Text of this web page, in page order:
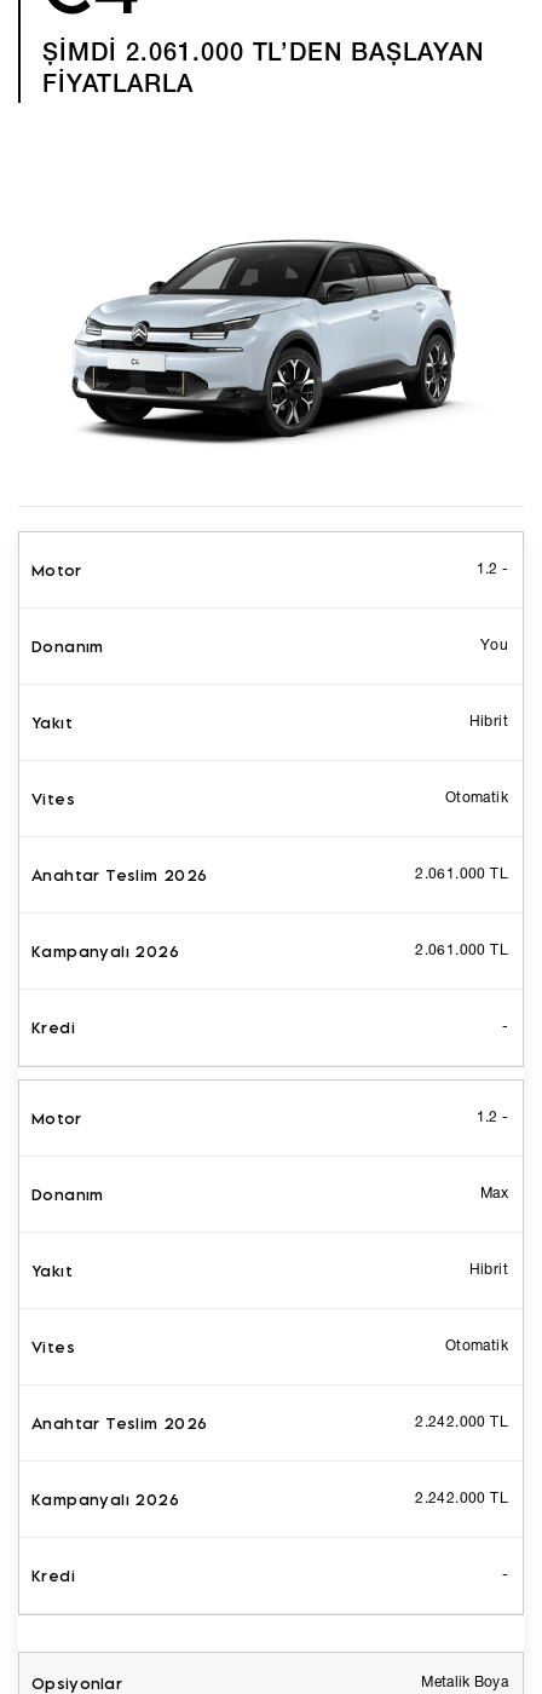
ŞİMDİ 2.061.000 TL’DEN BAŞLAYAN
FİYATLARLA
1.2 -
You
Hibrit
Otomatik
2.061.000 TL
2.061.000 TL
-
1.2 -
Max
Hibrit
Otomatik
2.242.000 TL
2.242.000 TL
-
Metalik Boya